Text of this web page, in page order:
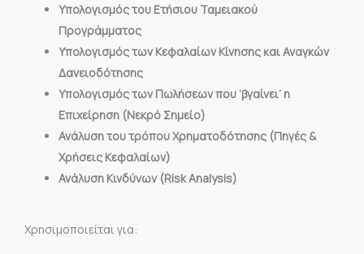
Υπολογισμός του Ετήσιου Ταμειακού
Προγράμματος
Υπολογισμός των Κεφαλαίων Κίνησης και Αναγκών
Δανειοδότησης
Υπολογισμός των Πωλήσεων που ‘βγαίνει’ η
Επιχείρηση (Νεκρό Σημείο)
Ανάλυση του τρόπου Χρηματοδότησης (Πηγές &
Χρήσεις Κεφαλαίων)
Ανάλυση Κινδύνων (Risk Analysis)
Χρησιμοποιείται για: